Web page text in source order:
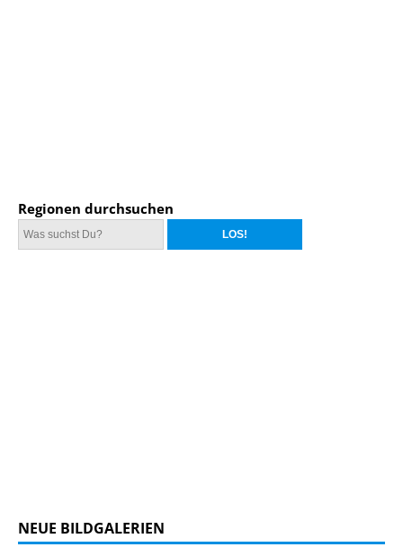
Regionen durchsuchen
NEUE BILDGALERIEN